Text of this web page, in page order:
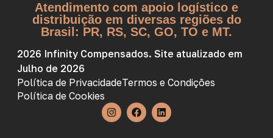
Atendimento com apoio logístico e
distribuição em diversas regiões do
Brasil: PR, RS, SC, GO, TO e MT.
2026 Infinity Compensados. Site atualizado em
Julho de 2026
Política de PrivacidadeTermos e Condições
Política de Cookies